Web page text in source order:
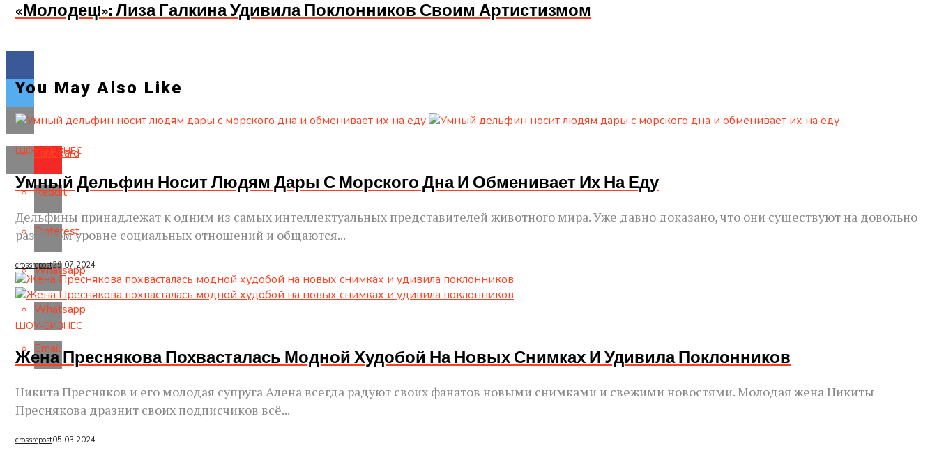
«Молодец!»: Лиза Галкина Удивила Поклонников Своим Артистизмом
Flipboard
Reddit
Pinterest
Whatsapp
Whatsapp
Email
You May Also Like
ШОУ-БИЗНЕС
Умный Дельфин Носит Людям Дары С Морского Дна И Обменивает Их На Еду
Дельфины принадлежат к одним из самых интеллектуальных представителей животного мира. Уже давно доказано, что они существуют на довольно
развитом уровне социальных отношений и общаются...
crossrepost29.07.2024
ШОУ-БИЗНЕС
Жена Преснякова Похвасталась Модной Худобой На Новых Снимках И Удивила Поклонников
Никита Пресняков и его молодая супруга Алена всегда радуют своих фанатов новыми снимками и свежими новостями. Молодая жена Никиты
Преснякова дразнит своих подписчиков всё...
crossrepost05.03.2024